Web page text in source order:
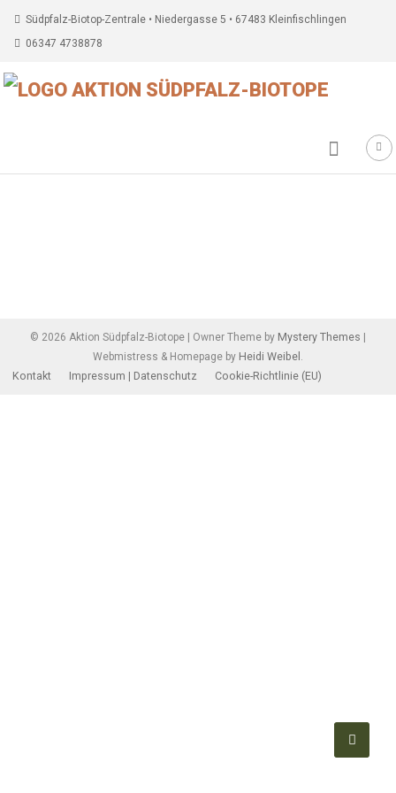
Südpfalz-Biotop-Zentrale • Niedergasse 5 • 67483 Kleinfischlingen
06347 4738878
© 2026 Aktion Südpfalz-Biotope Owner Theme by Mystery Themes
Webmistress & Homepage by Heidi Weibel .
Kontakt Impressum | Datenschutz Cookie-Richtlinie (EU)